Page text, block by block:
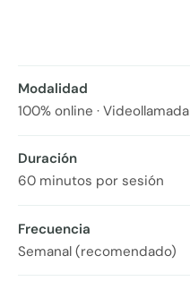
Modalidad
100% online · Videollamada
Duración
60 minutos por sesión
Frecuencia
Semanal (recomendado)